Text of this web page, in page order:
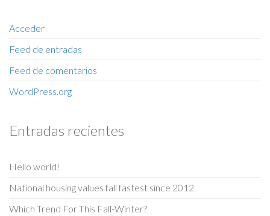
Acceder
Feed de entradas
Feed de comentarios
WordPress.org
Entradas recientes
Hello world!
National housing values fall fastest since 2012
Which Trend For This Fall-Winter?